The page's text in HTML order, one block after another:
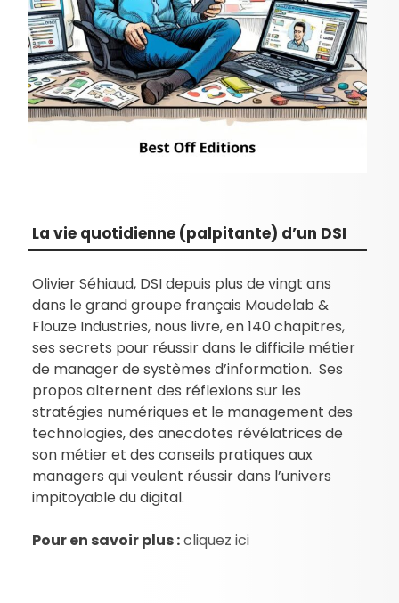
La vie quotidienne (palpitante) d’un DSI
Olivier Séhiaud, DSI depuis plus de vingt ans
dans le grand groupe français Moudelab &
Flouze Industries, nous livre, en 140 chapitres,
ses secrets pour réussir dans le difficile métier
de manager de systèmes d’information. Ses
propos alternent des réflexions sur les
stratégies numériques et le management des
technologies, des anecdotes révélatrices de
son métier et des conseils pratiques aux
managers qui veulent réussir dans l’univers
impitoyable du digital.
Pour en savoir plus :cliquez ici